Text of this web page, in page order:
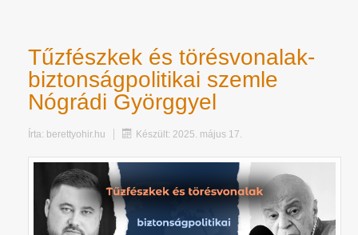
Tűzfészkek és törésvonalak-
biztonságpolitikai szemle
Nógrádi Györggyel
Írta: berettyohir.hu Készült: 2025. május 17.